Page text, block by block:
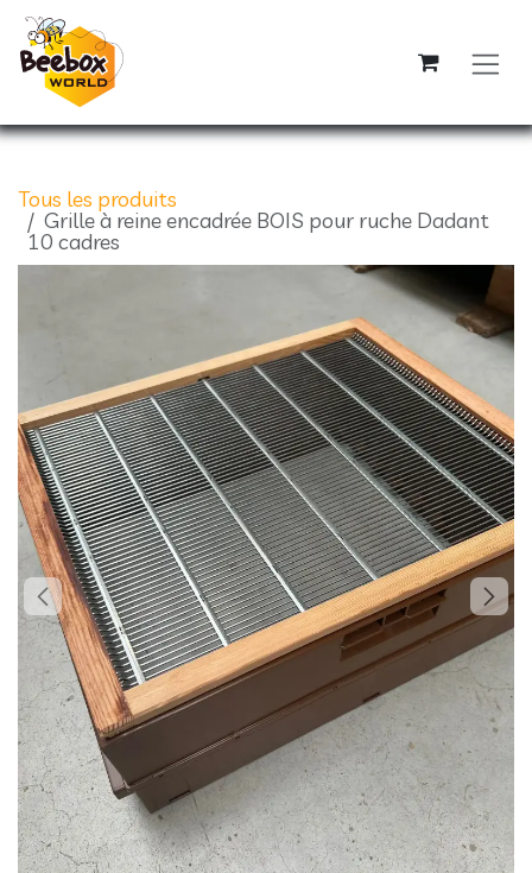
Se rendre au contenu
Tous les produits
Grille à reine encadrée BOIS pour ruche Dadant
10 cadres